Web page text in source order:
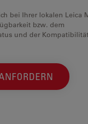
bei Ihrer lokalen Leica
bzw. dem
und der